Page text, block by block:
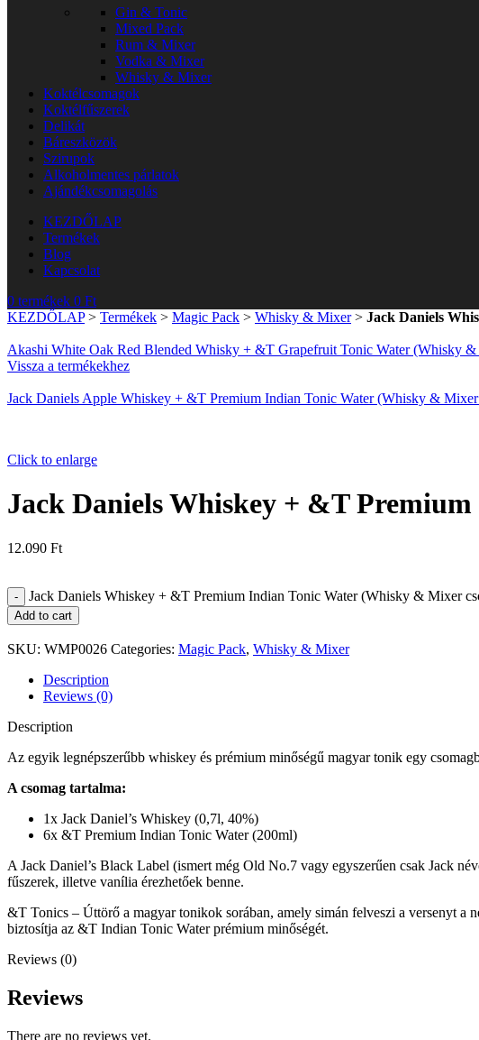
Gin & Tonic
Mixed Pack
Rum & Mixer
Vodka & Mixer
Whisky & Mixer
Koktélcsomagok
Koktélfűszerek
Delikát
Báreszközök
Szirupok
Alkoholmentes párlatok
Ajándékcsomagolás
KEZDŐLAP
Termékek
Blog
Kapcsolat
0 termékek 0 Ft
KEZDŐLAP> Termékek > Magic Pack > Whisky & Mixer> Jack Daniels
Akashi White Oak Red Blended Whisky + &T Grapefruit Tonic Water (Whisky
Vissza a termékekhez
Jack Daniels Apple Whiskey + &T Premium Indian Tonic Water (Whisky & Mixer
Click to enlarge
Jack Daniels Whiskey + &T
12.090 Ft
Jack Daniels Whiskey + &T Premium Indian Tonic Water (Whisky & Mixer
Add to cart
SKU: WMP0026 Categories: Magic Pack, Whisky & Mixer
Description
Reviews (0)
Description
Az egyik legnépszerűbb whiskey és prémium minőségű magyar tonik egy
A csomag tartalma:
1x Jack Daniel’s Whiskey (0,7l, 40%)
6x &T Premium Indian Tonic Water (200ml)
A Jack Daniel’s Black Label (ismert még Old No.7 vagy egyszerűen csak Jack
fűszerek, illetve vanília érezhetőek benne.
&T Tonics – Úttörő a magyar tonikok sorában, amely simán felveszi a versenyt a
biztosítja az &T Indian Tonic Water prémium minőségét.
Reviews (0)
Reviews
There are no reviews yet.